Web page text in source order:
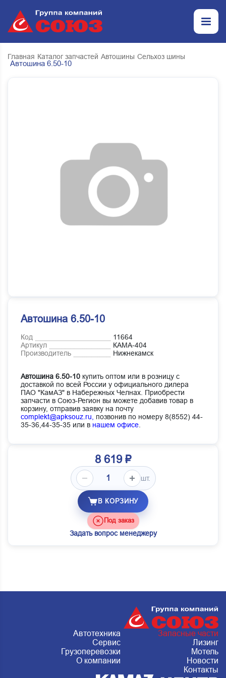
Главная Каталог запчастей Автошины Сельхоз шины
Автошина 6.50-10
Автошина 6.50-10
Код
11664
Артикул
КАМА-404
Производитель
Нижнекамск
Автошина 6.50-10 купить оптом или в розницу с
доставкой по всей России у официального дилера
ПАО "КамАЗ" в Набережных Челнах. Приобрести
запчасти в Союз-Регион вы можете добавив товар в
корзину, отправив заявку на почту
complekt@apksouz.ru,
позвонив по номеру 8(8552) 44-
35-36,44-35-35 или в нашем офисе
8 619 ₽
шт.
В КОРЗИНУ
Под заказ
Задать вопрос менеджеру
Автотехника
Запасные части
Сервис
Лизинг
Грузоперевозки
Мотель
О компании
Новости
Контакты